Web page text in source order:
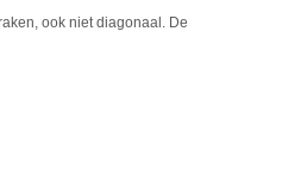
ook niet diagonaal. De